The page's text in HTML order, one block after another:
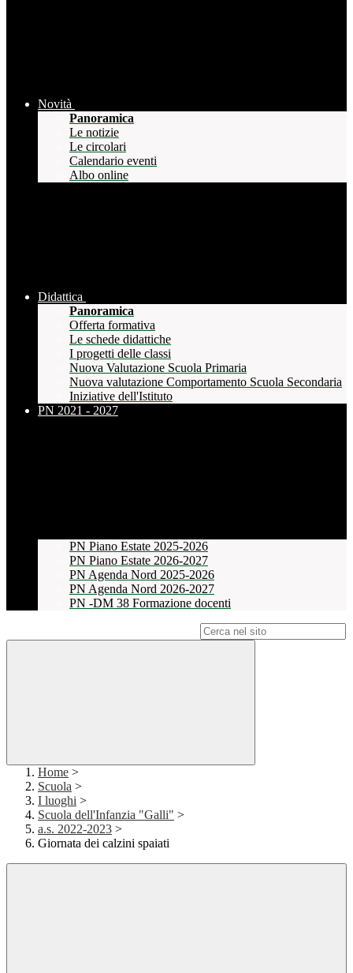
Novità
Panoramica
Le notizie
Le circolari
Calendario eventi
Albo online
Didattica
Panoramica
Offerta formativa
Le schede didattiche
I progetti delle classi
Nuova Valutazione Scuola Primaria
Nuova valutazione Comportamento Scuola Secondaria
Iniziative dell'Istituto
PN 2021 - 2027
PN Piano Estate 2025-2026
PN Piano Estate 2026-2027
PN Agenda Nord 2025-2026
PN Agenda Nord 2026-2027
PN -DM 38 Formazione docenti
Home >
Scuola >
I luoghi >
Scuola dell'Infanzia "Galli" >
a.s. 2022-2023 >
Giornata dei calzini spaiati